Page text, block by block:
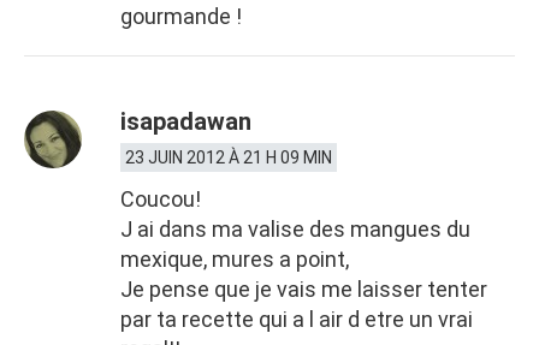
gourmande !
isapadawan
23 JUIN 2012 À 21 H 09 MIN
Coucou!
J ai dans ma valise des mangues du
mexique, mures a point,
Je pense que je vais me laisser tenter
par ta recette qui a l air d etre un vrai